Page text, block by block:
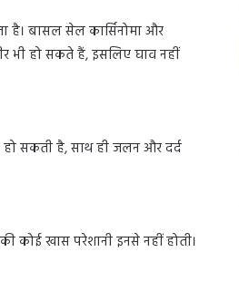
बासल सेल कार्सिनोमा और
भी हो सकते हैं, इसलिए घाव नहीं
सकती है, साथ ही जलन और दर्द
खास परेशानी इनसे नहीं होती।